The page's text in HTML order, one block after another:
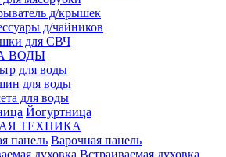
д/крышек
д/чайников
для СВЧ
ВОДЫ
для воды
для воды
для воды
Йогуртница
ТЕХНИКА
Варочная панель
Встраиваемая духовка